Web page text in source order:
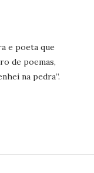
e poeta que
de poemas,
na pedra”.